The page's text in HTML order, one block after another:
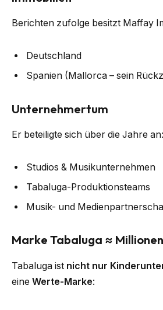
Berichten zufolge besitzt Maffay
Deutschland
Spanien (Mallorca – sein
Unternehmertum
Er beteiligte sich über die Jahre an:
Studios & Musikunternehmen
Tabaluga-Produktionsteams
Musik- und
Marke Tabaluga ≈
Tabaluga ist nicht nur
eine Werte-Marke: